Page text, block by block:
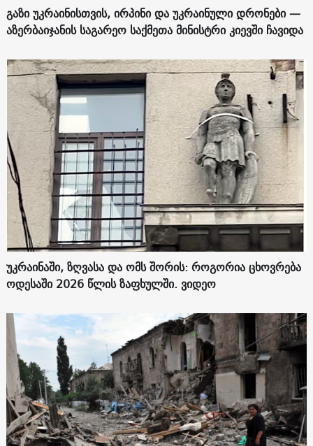
გაზი უკრაინისთვის, ირპინი და უკრაინული დრონები —
აზერბაიჯანის საგარეო საქმეთა მინისტრი კიევში ჩავიდა
უკრაინაში, ზღვასა და ომს შორის: როგორია ცხოვრება
ოდესაში 2026 წლის ზაფხულში. ვიდეო